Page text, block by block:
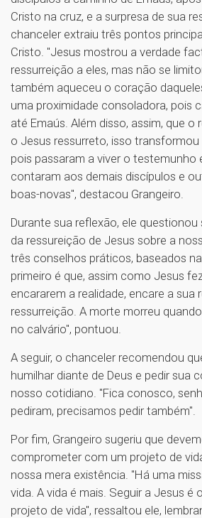
Cristo na cruz, e a surpresa de sua
chanceler extraiu três pontos
Cristo. "Jesus mostrou a verdade
ressurreição a eles, mas não se
também aqueceu o coração
uma proximidade consoladora, pois
até Emaús. Além disso, assim, que
o Jesus ressurreto, isso transformou
pois passaram a viver o testemunho
contaram aos demais discípulos e
boas-novas", destacou Grangeiro.
Durante sua reflexão, ele
da ressureição de Jesus sobre a
três conselhos práticos, baseados
primeiro é que, assim como Jesus
encararem a realidade, encare a sua
ressurreição. A morte morreu
no calvário", pontuou.
A seguir, o chanceler recomendou
humilhar diante de Deus e pedir sua
nosso cotidiano. "Fica conosco,
pediram, precisamos pedir também".
Por fim, Grangeiro sugeriu que
comprometer com um projeto de
nossa mera existência. "Há uma
vida. A vida é mais. Seguir a Jesus é
projeto de vida", ressaltou ele,